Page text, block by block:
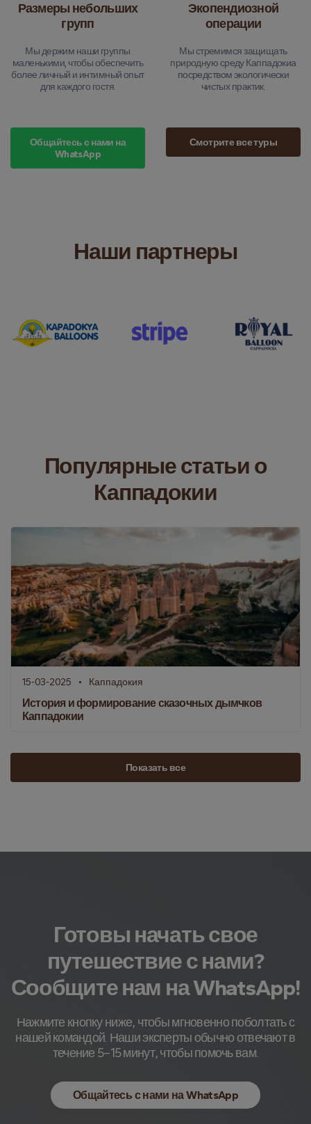
Размеры небольших
групп
Мы держим наши группы
маленькими, чтобы обеспечить
более личный и интимный опыт
для каждого гостя.
Экопендиозной
операции
Мы стремимся защищать
природную среду Каппадокиа
посредством экологически
чистых практик.
Общайтесь с нами на
WhatsApp
Смотрите все туры
Наши партнеры
Популярные статьи о
Каппадокии
15-03-2025 Каппадокия
История и формирование сказочных дымчков
Каппадокии
Показать все
Готовы начать свое
путешествие с нами?
Сообщите нам на WhatsApp!
Нажмите кнопку ниже, чтобы мгновенно поболтать с
нашей командой. Наши эксперты обычно отвечают в
течение 5–15 минут, чтобы помочь вам.
Общайтесь с нами на WhatsApp